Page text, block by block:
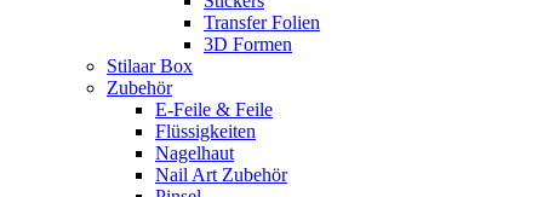
Transfer Folien
3D Formen
Stilaar Box
Zubehör
E-Feile & Feile
Flüssigkeiten
Nagelhaut
Nail Art Zubehör